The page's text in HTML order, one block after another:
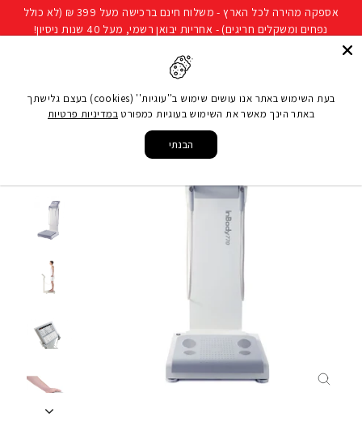
להמשך
אספקה מהירה לכל הארץ - משלוח חינם ברכישה מעל 399 ₪ (לא כולל
נפחים ומשקלים חריגים) - אחריות יבואן רשמי, מעל 40 שנות ניסיון!
עמוד הבית/ציוד כושר ביתי/אביזרי כושר /משקל חכם/
InBody 770
בעת השימוש באתר אנו עושים שימוש ב''עוגיות'' (cookies) בעצם גלישתך
באתר הינך מאשר את השימוש בעוגיות כמפורט במדיניות פרטיות
הבנתי